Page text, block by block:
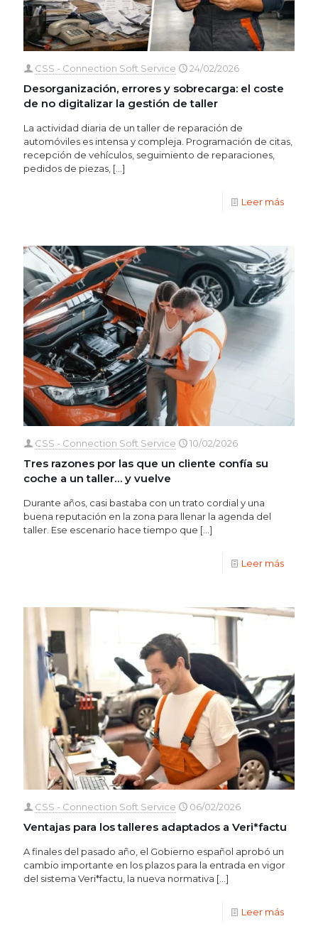
CSS - Connection Soft Service 24/02/2026
Desorganización, errores y sobrecarga: el coste
de no digitalizar la gestión de taller
La actividad diaria de un taller de reparación de
automóviles es intensa y compleja. Programación de citas,
recepción de vehículos, seguimiento de reparaciones,
pedidos de piezas, […]
Leer más
CSS - Connection Soft Service 10/02/2026
Tres razones por las que un cliente confía su
coche a un taller… y vuelve
Durante años, casi bastaba con un trato cordial y una
buena reputación en la zona para llenar la agenda del
taller. Ese escenario hace tiempo que […]
Leer más
CSS - Connection Soft Service 06/02/2026
Ventajas para los talleres adaptados a Veri*factu
A finales del pasado año, el Gobierno español aprobó un
cambio importante en los plazos para la entrada en vigor
del sistema Veri*factu, la nueva normativa […]
Leer más